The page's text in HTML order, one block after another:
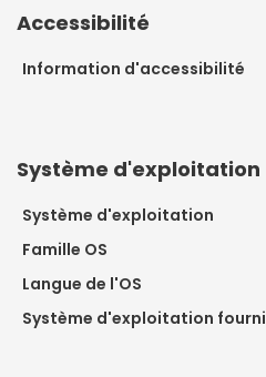
Accessibilité
Information d'accessibilité
Système d'exploitation
Système d'exploitation
Famille OS
Langue de l'OS
Système d'exploitation fourni